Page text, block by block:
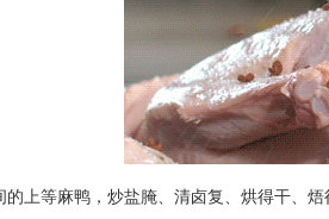
等麻鸭，炒盐腌、清卤复、烘得干、